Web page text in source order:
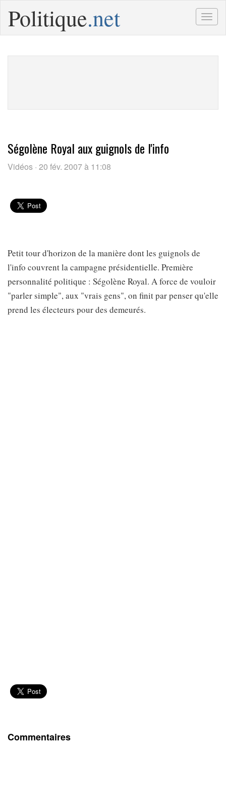
Politique.net
Ségolène Royal aux guignols de l'info
Vidéos · 20 fév. 2007 à 11:08
Petit tour d'horizon de la manière dont les guignols de
l'info couvrent la campagne présidentielle. Première
personnalité politique : Ségolène Royal. A force de vouloir
"parler simple", aux "vrais gens", on finit par penser qu'elle
prend les électeurs pour des demeurés.
Commentaires